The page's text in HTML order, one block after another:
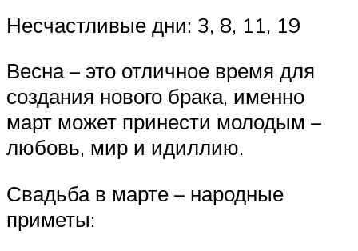
Несчастливые дни: 3, 8, 11, 19
Весна – это отличное время для
создания нового брака, именно
март может принести молодым –
любовь, мир и идиллию.
Свадьба в марте – народные
приметы: